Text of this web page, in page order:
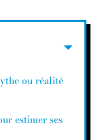
ou réalité
estimer ses